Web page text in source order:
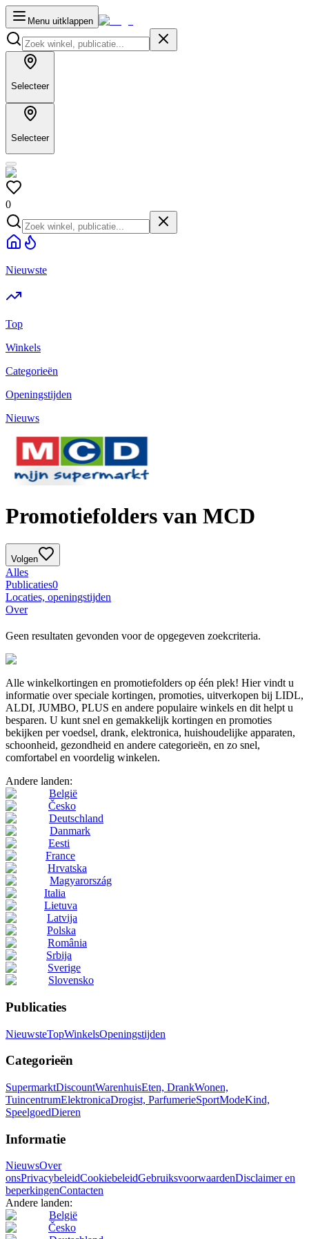
Menu uitklappen
Selecteer
Selecteer
0
Nieuwste
Top
Winkels
Categorieën
Openingstijden
Nieuws
Promotiefolders van MCD
Volgen
Alles
Publicaties0
Locaties, openingstijden
Over
Geen resultaten gevonden voor de opgegeven zoekcriteria.
Alle winkelkortingen en promotiefolders op één plek! Hier vindt u
informatie over speciale kortingen, promoties, uitverkopen bij LIDL,
ALDI, JUMBO, PLUS en andere populaire winkels en dit helpt u
besparen. U kunt snel en gemakkelijk kortingen en promoties
bekijken per voedsel, drank, elektronica, huishoudelijke apparaten,
schoonheid, gezondheid en andere categorieën, en zo snel,
comfortabel en voordelig winkelen.
Andere landen:
België
Česko
Deutschland
Danmark
Eesti
France
Hrvatska
Magyarország
Italia
Lietuva
Latvija
Polska
România
Srbija
Sverige
Slovensko
Publicaties
NieuwsteTopWinkelsOpeningstijden
Categorieën
SupermarktDiscountWarenhuisEten, DrankWonen,
TuincentrumElektronicaDrogist, ParfumerieSportModeKind,
SpeelgoedDieren
Informatie
NieuwsOver
onsPrivacybeleidCookiebeleidGebruiksvoorwaardenDisclaimer en
beperkingenContacten
Andere landen:
België
Česko